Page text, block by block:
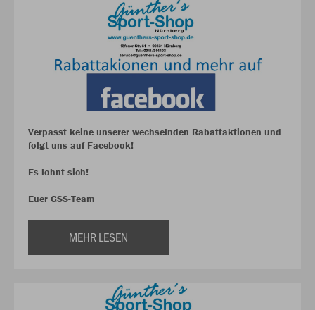
Verpasst keine unserer wechselnden Rabattaktionen und
folgt uns auf Facebook!
Es lohnt sich!
Euer GSS-Team
MEHR LESEN